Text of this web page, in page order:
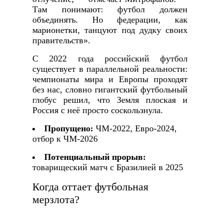
Там понимают: футбол должен
объединять. Но федерации, как
марионетки, танцуют под дудку своих
правительств».
С 2022 года российский футбол
существует в параллельной реальности:
чемпионаты мира и Европы проходят
без нас, словно гигантский футбольный
глобус решил, что Земля плоская и
Россия с неё просто соскользнула.
Пропущено: ЧМ-2022, Евро-2024,
отбор к ЧМ-2026
Потенциальный прорыв:
товарищеский матч с Бразилией в 2025
Когда оттает футбольная
мерзлота?